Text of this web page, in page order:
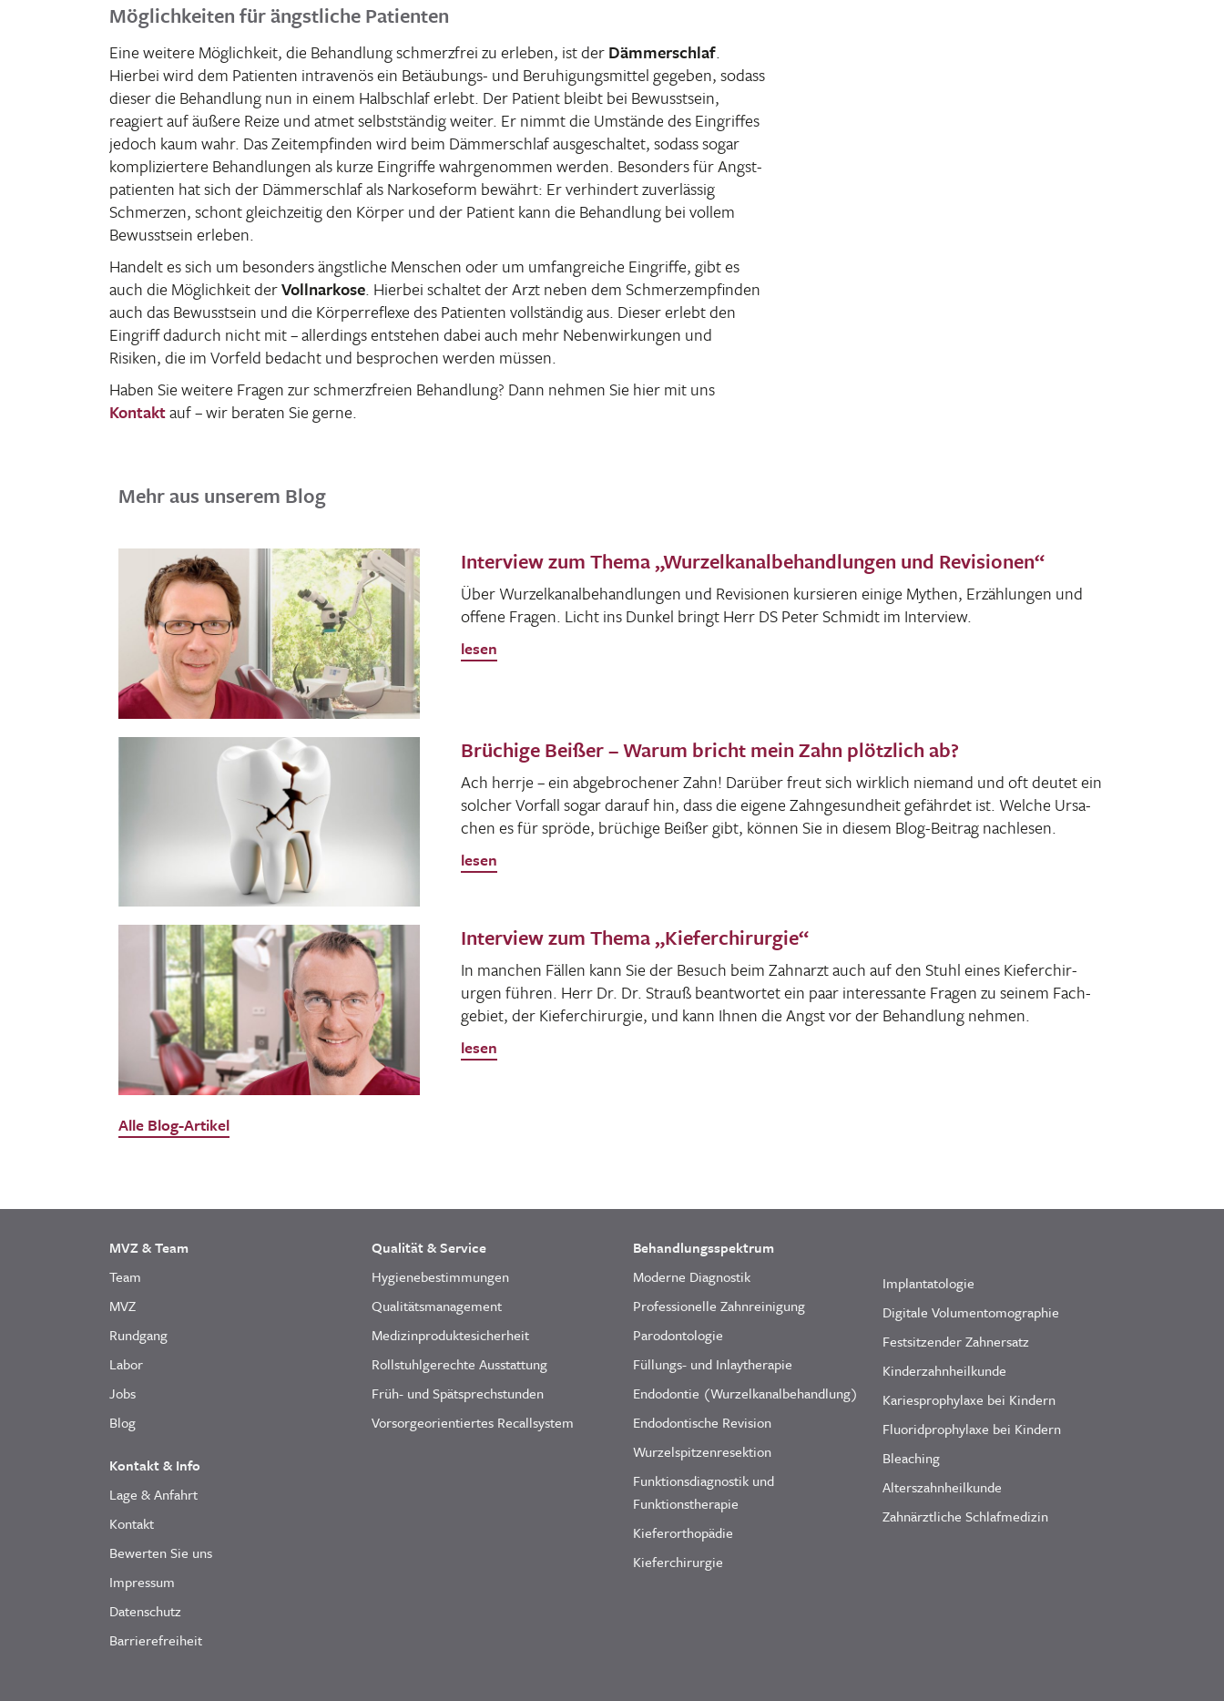
Möglichkeiten für ängstliche Patienten
Eine weitere Möglich­keit, die Behand­lung schmerz­frei zu erleben, ist derDämmer­schlaf.
Hierbei wird dem Pati­enten intra­venös ein Betäu­bungs- und Beru­hi­gungs­mittel gegeben, sodass
dieser die Behand­lung nun in einem Halb­schlaf erlebt. Der Patient bleibt bei Bewusst­sein,
reagiert auf äußere Reize und atmet selbst­ständig weiter. Er nimmt die Umstände des Eingriffes
jedoch kaum wahr. Das Zeit­emp­finden wird beim Dämmer­schlaf ausge­schaltet, sodass sogar
kompli­zier­tere Behand­lungen als kurze Eingriffe wahr­ge­nommen werden. Beson­ders für Angst­
pa­ti­enten hat sich der Dämmer­schlaf als Narko­se­form bewährt: Er verhin­dert zuver­lässig
Schmerzen, schont gleich­zeitig den Körper und der Patient kann die Behand­lung bei vollem
Bewusst­sein erleben.
Handelt es sich um beson­ders ängst­liche Menschen oder um umfang­reiche Eingriffe, gibt es
auch die Möglich­keit derVoll­nar­kose. Hierbei schaltet der Arzt neben dem Schmerz­emp­finden
auch das Bewusst­sein und die Körper­re­flexe des Pati­enten voll­ständig aus. Dieser erlebt den
Eingriff dadurch nicht mit – aller­dings entstehen dabei auch mehr Neben­wir­kungen und
Risiken, die im Vorfeld bedacht und bespro­chen werden müssen.
Haben Sie weitere Fragen zur schmerz­freien Behand­lung? Dann nehmen Sie hier mit uns
Kontaktauf – wir beraten Sie gerne.
Mehr aus unserem Blog
Interview zum Thema „Wurzelkanalbehandlungen und Revisionen“
Über Wurzel­ka­nal­be­hand­lungen und Revi­sionen kursieren einige Mythen, Erzäh­lungen und
offene Fragen. Licht ins Dunkel bringt Herr DS Peter Schmidt im Interview.
lesen
Brüchige Beißer – Warum bricht mein Zahn plötzlich ab?
Ach herrje – ein abge­bro­chener Zahn! Darüber freut sich wirk­lich niemand und oft deutet ein
solcher Vorfall sogar darauf hin, dass die eigene Zahn­ge­sund­heit gefährdet ist. Welche Ursa­
chen es für spröde, brüchige Beißer gibt, können Sie in diesem Blog-Beitrag nachlesen.
lesen
Interview zum Thema „Kieferchirurgie“
In manchen Fällen kann Sie der Besuch beim Zahn­arzt auch auf den Stuhl eines Kiefer­chir­
urgen führen. Herr Dr. Dr. Strauß beant­wortet ein paar inter­es­sante Fragen zu seinem Fach­
ge­biet, der Kiefer­chir­urgie, und kann Ihnen die Angst vor der Behand­lung nehmen.
lesen
Alle Blog-Artikel
MVZ & Team
Team
MVZ
Rundgang
Labor
Jobs
Blog
Kontakt & Info
Lage & Anfahrt
Kontakt
Bewerten Sie uns
Impressum
Datenschutz
Barrierefreiheit
Qualität & Service
Hygienebestimmungen
Qualitätsmanagement
Medizinproduktesicherheit
Rollstuhlgerechte Ausstattung
Früh- und Spätsprechstunden
Vorsorgeorientiertes Recallsystem
Behandlungsspektrum
Moderne Diagnostik
Professionelle Zahnreinigung
Parodontologie
Füllungs- und Inlaytherapie
Endodontie (Wurzelkanalbehandlung)
Endodontische Revision
Wurzelspitzenresektion
Funktionsdiagnostik und
Funktionstherapie
Kieferorthopädie
Kieferchirurgie
Implantatologie
Digitale Volumentomographie
Festsitzender Zahnersatz
Kinderzahnheilkunde
Kariesprophylaxe bei Kindern
Fluoridprophylaxe bei Kindern
Bleaching
Alterszahnheilkunde
Zahnärztliche Schlafmedizin